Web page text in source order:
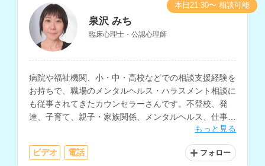
泉沢 みち
臨床心理士・公認心理師
病院や福祉機関、小・中・高校などでの相談支援経験を
お持ちで、職場のメンタルヘルス・ハラスメント相談に
も従事されてきたカウンセラーさんです。不登校、発
達、子育て、親子・家族関係、メンタルヘルス、仕事関
係、職場の人間関係など、幅広い相談内容に対応されて
もっと見る
ビデオ 電話 フォロー
本日21:30〜 相談可能